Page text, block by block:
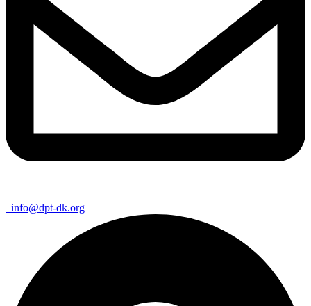
info@dpt-dk.org